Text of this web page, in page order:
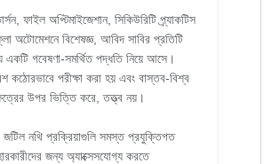
ফাইল অপ্টিমাইজেশান, সিকিউরিটি প্র্যাকটিস
অটোমেশনে বিশেষজ্ঞ, আবিদ সাবির প্রতিটি
একটি গবেষণা-সমর্থিত পদ্ধতি নিয়ে আসে।
কঠোরভাবে পরীক্ষা করা হয় এবং বাস্তব-বিশ্ব
উপর ভিত্তি করে, তত্ত্ব নয়।
জটিল নথি প্রক্রিয়াগুলি সমস্ত প্রযুক্তিগত
জন্য অ্যাক্সেসযোগ্য করতে